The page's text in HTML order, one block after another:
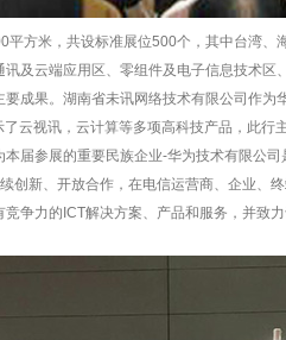
方米，共设标准展位500个，其中台湾、
及云端应用区、零组件及电子信息技术
成果。湖南省未讯网络技术有限公司作为
云视讯，云计算等多项高科技产品，此行
届参展的重要民族企业-华为技术有限公
创新、开放合作，在电信运营商、企业、
争力的ICT解决方案、产品和服务，并致